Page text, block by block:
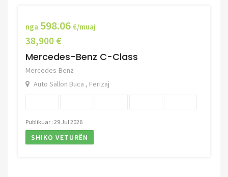
nga 598.06 €/muaj
38,900 €
Mercedes-Benz C-Class
Mercedes-Benz
Auto Sallon Buca , Ferizaj
Publikuar : 29 Jul 2026
SHIKO VETURËN